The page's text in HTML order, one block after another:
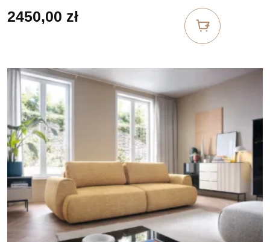
2450,00 zł